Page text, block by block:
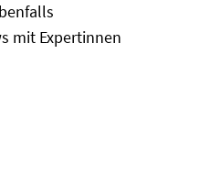
mit Expertinnen